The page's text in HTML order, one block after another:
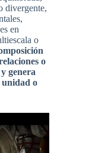
divergente,
en
o
o
genera
unidad o